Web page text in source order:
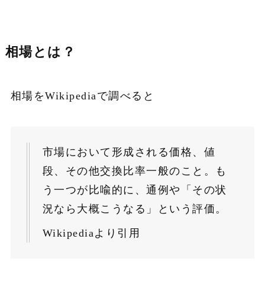
相場とは？
相場をWikipediaで調べると
市場において形成される価格、値
段、その他交換比率一般のこと。も
う一つが比喩的に、通例や「その状
況なら大概こうなる」という評価。
Wikipediaより引用